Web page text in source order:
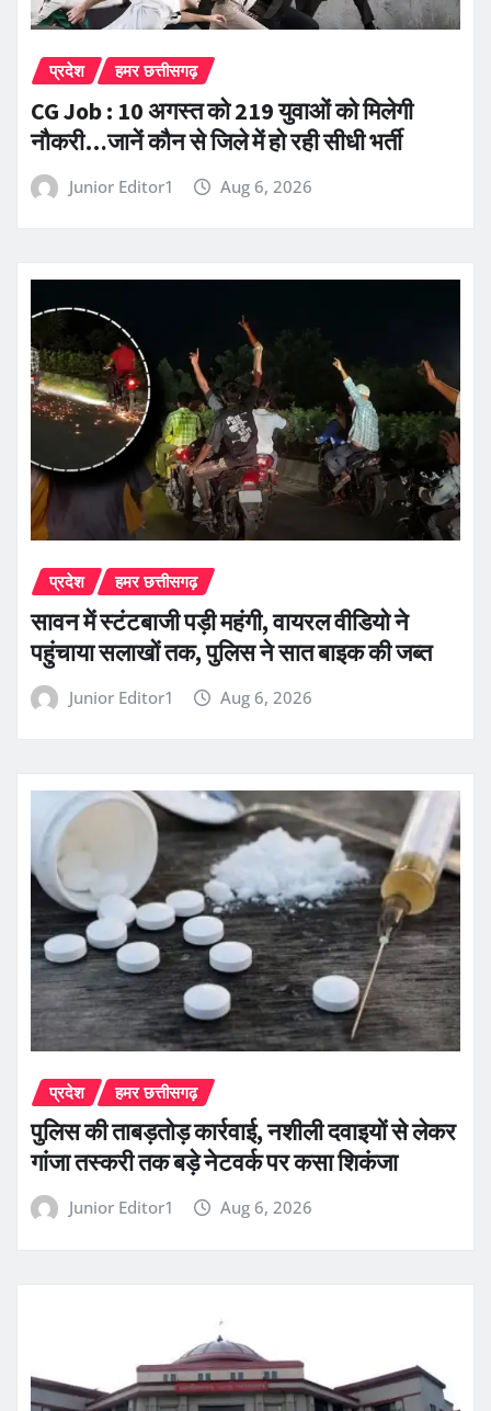
प्रदेश हमर छत्तीसगढ़
CG Job : 10 अगस्त को 219 युवाओं को मिलेगी
नौकरी…जानें कौन से जिले में हो रही सीधी भर्ती
Junior Editor1 Aug 6, 2026
प्रदेश हमर छत्तीसगढ़
सावन में स्टंटबाजी पड़ी महंगी, वायरल वीडियो ने
पहुंचाया सलाखों तक, पुलिस ने सात बाइक की जब्त
Junior Editor1 Aug 6, 2026
प्रदेश हमर छत्तीसगढ़
पुलिस की ताबड़तोड़ कार्रवाई, नशीली दवाइयों से लेकर
गांजा तस्करी तक बड़े नेटवर्क पर कसा शिकंजा
Junior Editor1 Aug 6, 2026